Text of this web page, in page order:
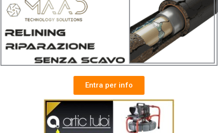
Entra per info